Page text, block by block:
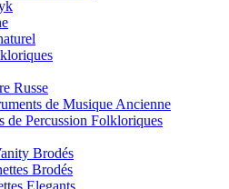
Russe
de Musique Ancienne
de Percussion Folkloriques
Brodés
Brodés